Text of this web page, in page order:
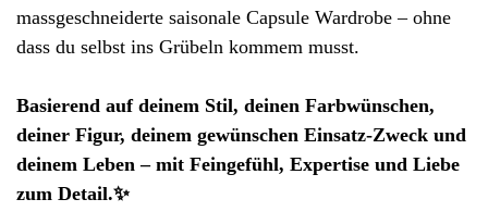
massgeschneiderte saisonale Capsule Wardrobe – ohne
dass du selbst ins Grübeln kommem musst.
Basierend auf deinem Stil, deinen Farbwünschen,
deiner Figur, deinem gewünschen Einsatz-Zweck und
deinem Leben – mit Feingefühl, Expertise und Liebe
zum Detail.✨